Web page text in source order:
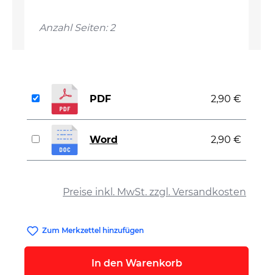
Anzahl Seiten: 2
Preise inkl. MwSt. zzgl. Versandkosten
PDF 2,90 €
Word 2,90 €
Zum Merkzettel hinzufügen
In den Warenkorb